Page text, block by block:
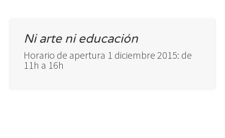
Ni arte ni educación
Horario de apertura 1 diciembre 2015: de
11h a 16h